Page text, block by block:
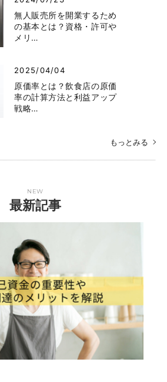
無人販売所を開業するため
の基本とは？資格・許可や
メリ…
2025/04/04
原価率とは？飲食店の原価
率の計算方法と利益アップ
戦略…
もっとみる
NEW
最新記事